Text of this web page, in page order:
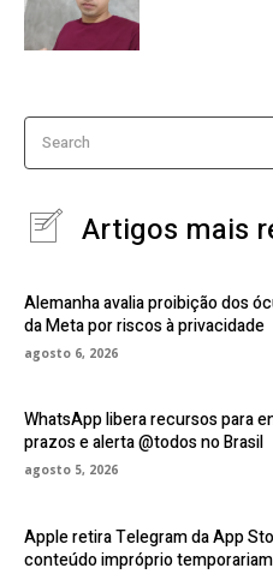
Search
Artigos mais
Alemanha avalia proibição dos
da Meta por riscos à privacidade
agosto 6, 2026
WhatsApp libera recursos para
prazos e alerta @todos no Brasil
agosto 5, 2026
Apple retira Telegram da App
conteúdo impróprio